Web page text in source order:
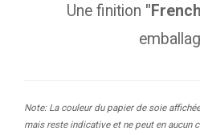
Une finition
Note: La couleur du papier de soie
mais reste indicative et ne peut en aucun